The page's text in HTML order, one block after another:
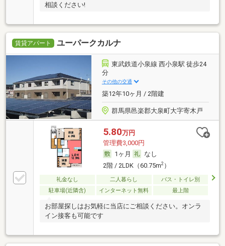
相談ください!
賃貸アパート ユーパークカルナ
東武鉄道小泉線 西小泉駅 徒歩24
分
その他の交通
築12年10ヶ月 / 2階建
群馬県邑楽郡大泉町大字寄木戸
5.80万円
管理費3,000円
1ヶ月
なし
2階 / 2LDK（60.75m2）
礼金なし 二人暮らし
バス・トイレ別
駐車場(近隣含)
インターネット無料 最上階
お部屋探しはお気軽に当店にご相談ください。オンラ
イン接客も可能です